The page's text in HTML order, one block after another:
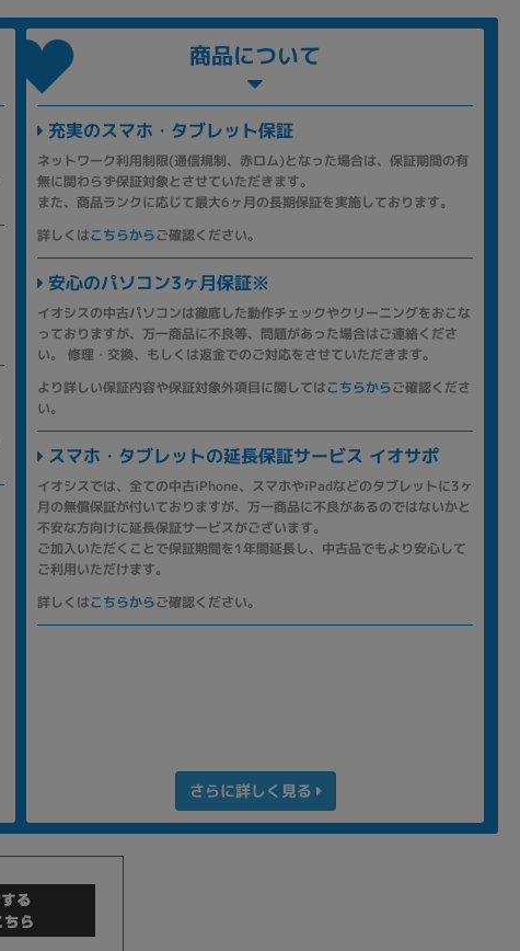
商品について
充実のスマホ・タブレット保証
ネットワーク利用制限(通信規制、赤ロム)となった場合は、保証期間の有
無に関わらず保証対象とさせていただきます。
また、商品ランクに応じて最大6ヶ月の長期保証を実施しております。
詳しくはこちらからご確認ください。
安心のパソコン3ヶ月保証※
イオシスの中古パソコンは徹底した動作チェックやクリーニングをおこな
っておりますが、万一商品に不良等、問題があった場合はご連絡くださ
い。 修理・交換、もしくは返金でのご対応をさせていただきます。
より詳しい保証内容や保証対象外項目に関してはこちらからご確認くださ
い。
スマホ・タブレットの延長保証サービス イオサポ
イオシスでは、全ての中古iPhone、スマホやiPadなどのタブレットに3ヶ
月の無償保証が付いておりますが、万一商品に不良があるのではないかと
不安な方向けに延長保証サービスがございます。
ご加入いただくことで保証期間を1年間延長し、中古品でもより安心して
ご利用いただけます。
詳しくはこちらからご確認ください。
さらに詳しく見る